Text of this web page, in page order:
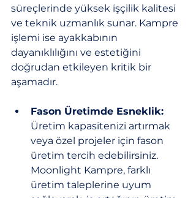
süreçlerinde yüksek işçilik kalitesi
ve teknik uzmanlık sunar. Kampre
işlemi ise ayakkabının
dayanıklılığını ve estetiğini
doğrudan etkileyen kritik bir
aşamadır.
Fason Üretimde Esneklik:
Üretim kapasitenizi artırmak
veya özel projeler için fason
üretim tercih edebilirsiniz.
Moonlight Kampre, farklı
üretim taleplerine uyum